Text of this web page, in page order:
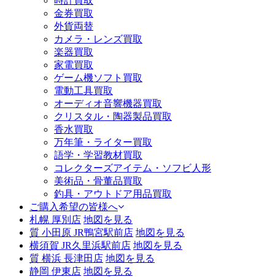
金券買取
外貨両替
カメラ・レンズ買取
楽器買取
家電買取
ゲーム機ソフト買取
電動工具買取
オーディオ音響機器買取
クリスタル・陶器製品買取
香水買取
万年筆・ライター買取
語学・学習教材買取
コレクターズアイテム・ソフビ人形
美術品・骨董品買取
釣具・アウトドア用品買取
ご購入希望の皆様へ
札幌 厚別店 地図を見る
質 小田原 JR鴨宮駅前店 地図を見る
横須賀 JR久里浜駅前店 地図を見る
質 横浜 長津田店 地図を見る
静岡 伊東店 地図を見る